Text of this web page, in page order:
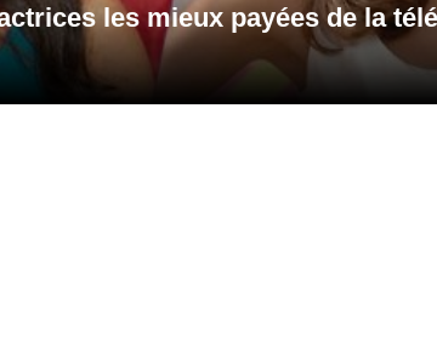
les mieux payées de la